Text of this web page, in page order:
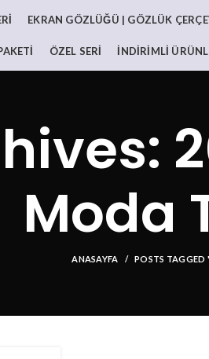
EKRAN GÖZLÜĞÜ | GÖZLÜK
ÖZEL SERI İNDIRIMLI
Moda
ANASAYFA POSTS